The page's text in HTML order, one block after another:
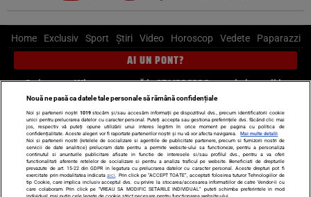
Home Exclusiv Sport Știri Video Horoscop Vedete Paparazzi
AI UN PONT?
Scrie-ne pe Whatsapp, sună la 0741226226 sau trimite mail la
pont@cancan.ro
Știri interne Știri externe
Politică
Ultimele stiri
Diete Insula Iubirii Dictionar de vise
LIFE STYLE
Horoscop
Echipa editorială
Termeni si condiții Politica de confidențialitate
Nouă ne pasă ca datele tale personale să rămână confidențiale
Noi și partenerii noștri 1019stocăm și/sau accesăm informații pe dispozitivul dvs., precum identificatorii cookie
unici pentru prelucrarea datelor cu caracter personal. Puteți accepta sau gestiona preferințele dvs. făcând clic mai
jos, respectiv vă puteți opune utilizării unui interes legitim în orice moment pe pagina cu politica de
confidențialitate. Aceste alegeri vor fi raportate partenerilor noștri și nu vă vor afecta navigarea.
Mai multe detalii
Noi si partenerii nostri (retelele de socializare si agentiile de publicitate partenere, precum si furnizorii nostri de
servicii de date analitice) prelucram date pentru a permite website-ului sa functioneze, pentru a personaliza
continutul si anunturile publicitare afisate in functie de interesele si/sau profilul dvs., pentru a va oferi
functionalitati aferente retelelor de socializare si pentru a analiza traficul pe website. Beneficiati de drepturile
prevazute de art. 15-22 din GDPR in legatura cu prelucrarea datelor cu caracter personal. Aceste drepturi pot fi
exercitate prin modalitatea indicataaici . Prin click pe “ACCEPT TOATE”, acceptati folosirea tuturor Tehnologiilor de
tip Cookie, care implica inclusiv acceptul dvs. cu privire la stocarea/accesarea informatiilor de catre Vendor-ii cu
care colaboram. Prin click pe “VREAU SA MODIFIC SETARILE INDIVIDUAL” puteti schimba preferintele in mod
individual, mai putin cele legate de cookie strict necesare pentru functionarea website-ului.